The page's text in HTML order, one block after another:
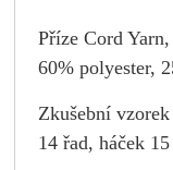
Příze Cord
60% polyester,
Zkušební
14 řad, háček